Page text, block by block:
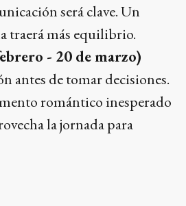
será clave. Un
traerá más equilibrio.
- 20 de marzo)
antes de tomar decisiones.
romántico inesperado
la jornada para